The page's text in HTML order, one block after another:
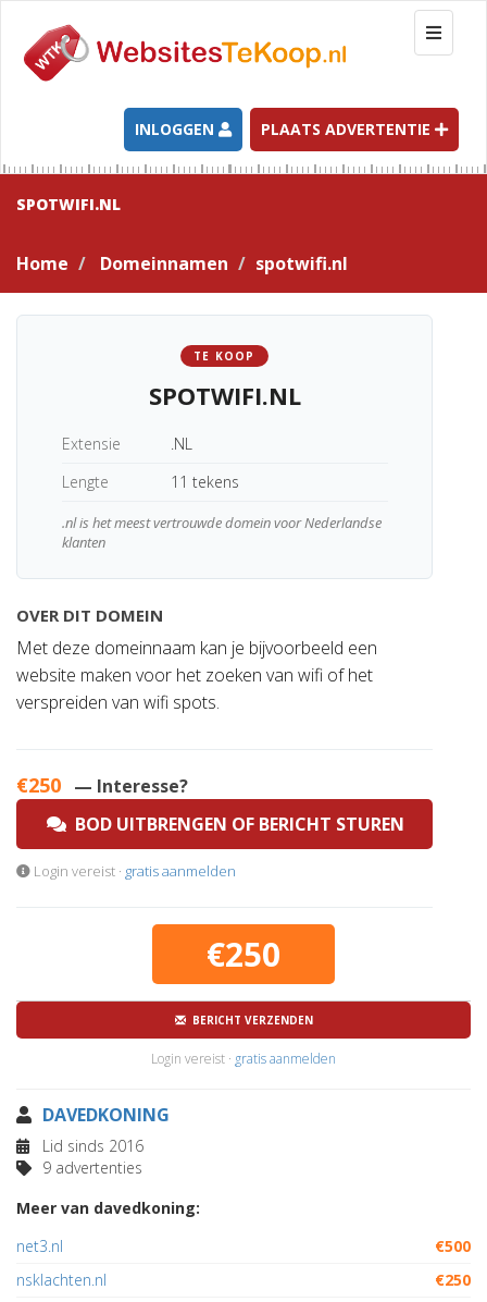
T
o
g
l
e
n
a
t
INLOGGEN PLAATS ADVERTENTIE
SPOTWIFI.NL
Home Domeinnamen spotwifi.nl
TE KOOP
SPOTWIFI.NL
Extensie
.NL
Lengte
11 tekens
.nl is het meest vertrouwde domein voor Nederlandse
klanten
OVER DIT DOMEIN
Met deze domeinnaam kan je bijvoorbeeld een
website maken voor het zoeken van wifi of het
verspreiden van wifi spots.
€250 — Interesse?
BOD UITBRENGEN OF BERICHT STUREN
Login vereist · gratis aanmelden
€250
BERICHT VERZENDEN
Login vereist · gratis aanmelden
DAVEDKONING
Lid sinds 2016
9 advertenties
Meer van davedkoning:
net3.nl
€500
nsklachten.nl
€250